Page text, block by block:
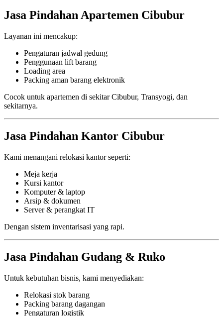
Jasa Pindahan Apartemen Cibubur
Layanan ini mencakup:
Pengaturan jadwal gedung
Penggunaan lift barang
Loading area
Packing aman barang elektronik
Cocok untuk apartemen di sekitar Cibubur, Transyogi, dan
sekitarnya.
Jasa Pindahan Kantor Cibubur
Kami menangani relokasi kantor seperti:
Meja kerja
Kursi kantor
Komputer & laptop
Arsip & dokumen
Server & perangkat IT
Dengan sistem inventarisasi yang rapi.
Jasa Pindahan Gudang & Ruko
Untuk kebutuhan bisnis, kami menyediakan:
Relokasi stok barang
Packing barang dagangan
Pengaturan logistik